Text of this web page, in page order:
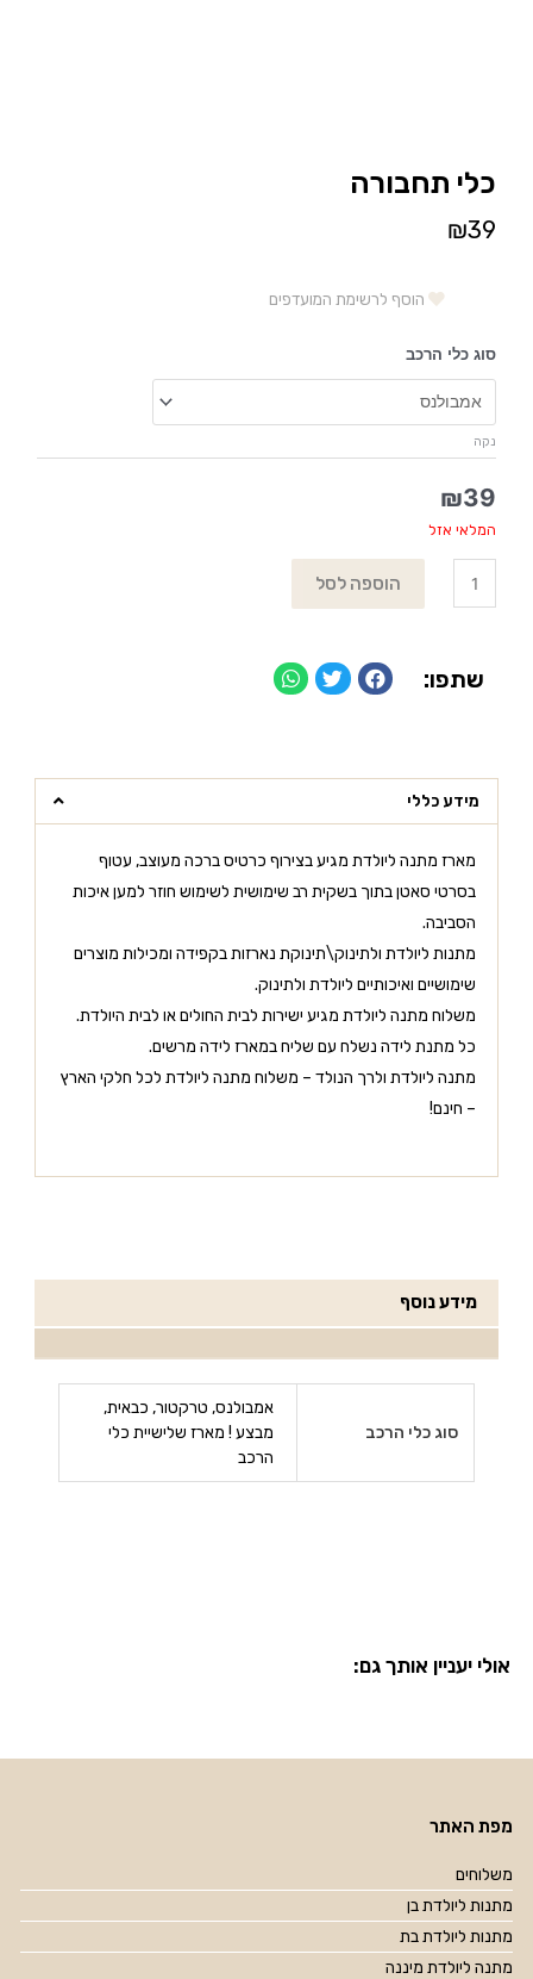
כלי תחבורה
₪39
הוסף לרשימת המועדפים
סוג כלי הרכב
נקה
₪39
המלאי אזל
הוספה לסל
שתפו:
מידע כללי
מארז מתנה ליולדת מגיע בצירוף כרטיס ברכה מעוצב, עטוף
בסרטי סאטן בתוך בשקית רב שימושית לשימוש חוזר למען איכות
הסביבה.
מתנות ליולדת ולתינוק\תינוקת נארזות בקפידה ומכילות מוצרים
שימושיים ואיכותיים ליולדת ולתינוק.
משלוח מתנה ליולדת מגיע ישירות לבית החולים או לבית היולדת.
כל מתנת לידה נשלח עם שליח במארז לידה מרשים.
מתנה ליולדת ולרך הנולד – משלוח מתנה ליולדת לכל חלקי הארץ
– חינם!
מידע נוסף
סוג כלי הרכב
אמבולנס, טרקטור, כבאית,
מבצע ! מארז שלישיית כלי
הרכב
אולי יעניין אותך גם:
מפת האתר
משלוחים
מתנות ליולדת בן
מתנות ליולדת בת
מתנה ליולדת מיננה